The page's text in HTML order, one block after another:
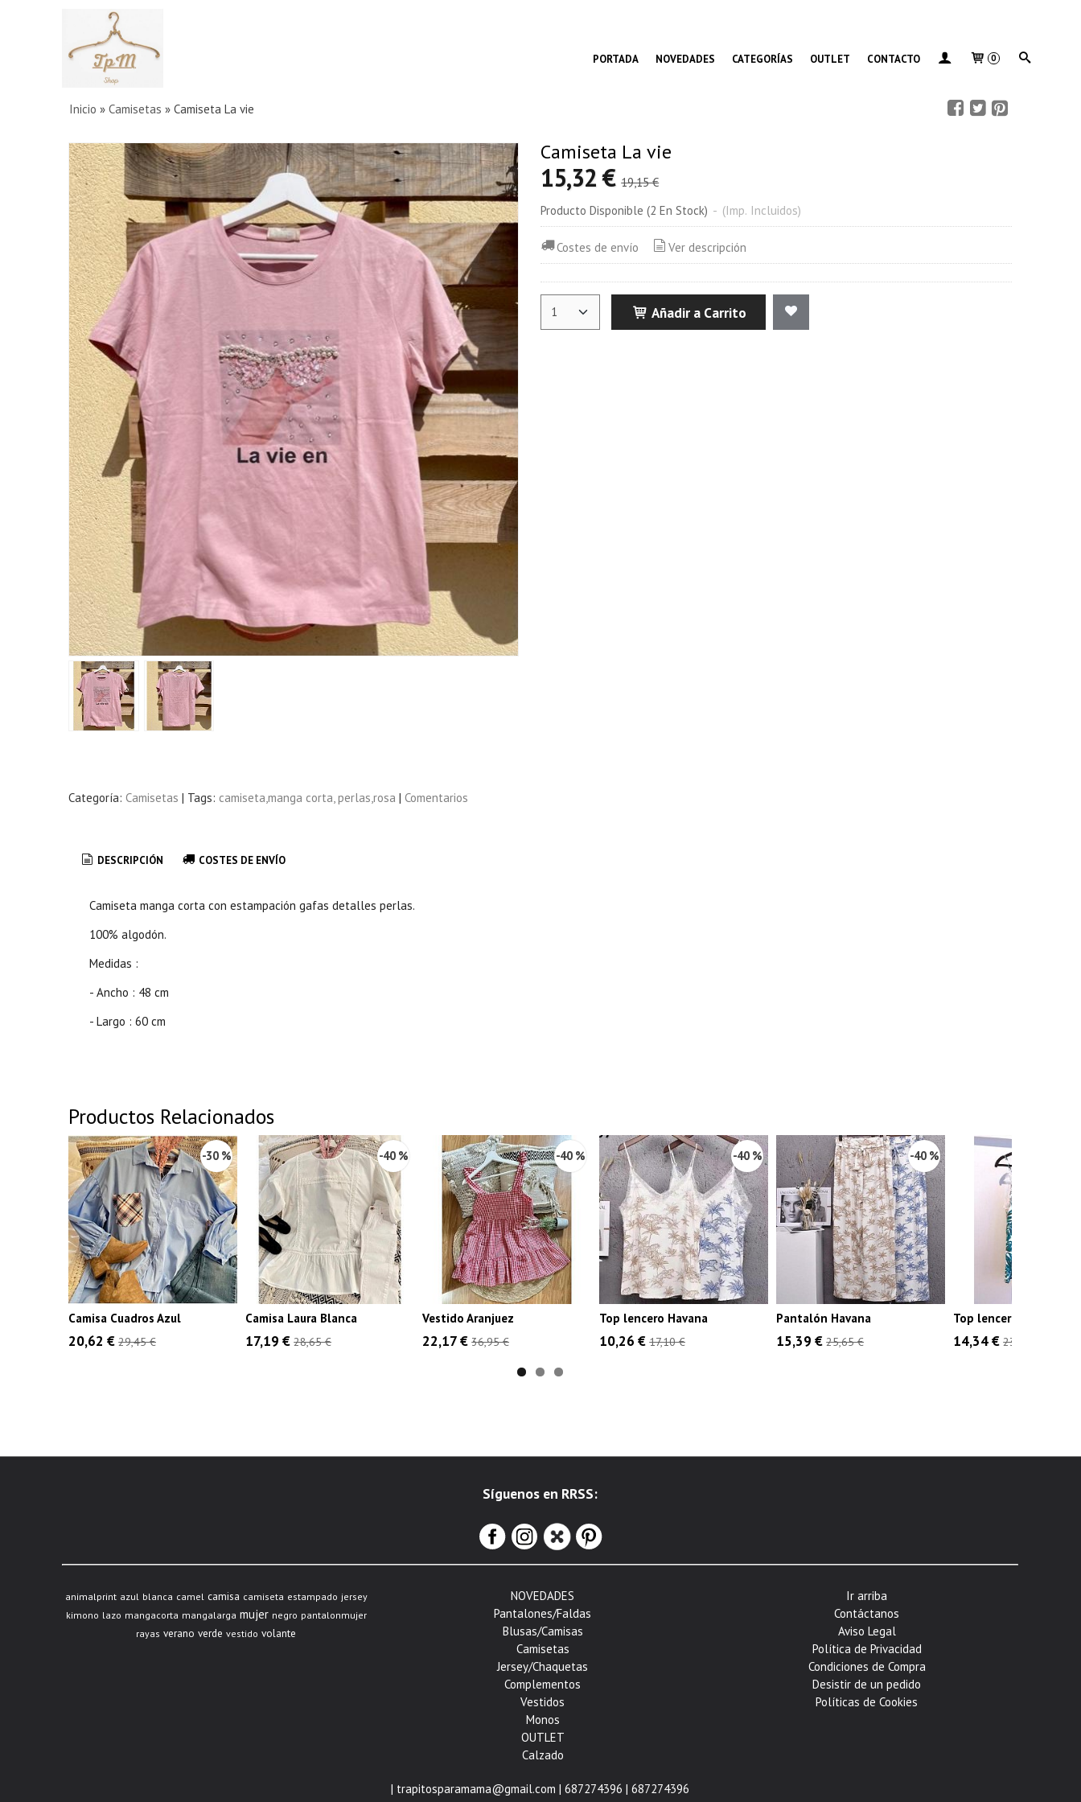
PORTADA NOVEDADES CATEGORÍAS OUTLET CONTACTO 0
Inicio »Camisetas »Camiseta La vie
Camiseta La vie
15,32 €19,15 €
Producto Disponible (2 En Stock) - (Imp. Incluidos)
Costes de envío Ver descripción
Añadir a Carrito
Categoría:Camisetas | Tags: camiseta,manga corta, perlas,rosa |Comentarios
DESCRIPCIÓN COSTES DE ENVÍO
Camiseta manga corta con estampación gafas detalles perlas.
100% algodón.
Medidas :
- Ancho : 48 cm
- Largo : 60 cm
Productos Relacionados
-30 %
Camisa Cuadros Azul
20,62 €29,45 €
-40 %
Camisa Laura Blanca
17,19 €28,65 €
-40 %
Vestido Aranjuez
22,17 €36,95 €
-40 %
Top lencero Havana
10,26 €17,10 €
-40 %
Pantalón Havana
15,39 €25,65 €
Top lencero hojas
14,34 €23,90 €
Síguenos en RRSS:
animalprint azul blanca camel camisa camiseta estampado jersey
kimono lazo mangacorta mangalarga mujer negro pantalonmujer
rayas verano verde vestido volante
NOVEDADES
Pantalones/Faldas
Blusas/Camisas
Camisetas
Jersey/Chaquetas
Complementos
Vestidos
Monos
OUTLET
Calzado
Ir arriba
Contáctanos
Aviso Legal
Política de Privacidad
Condiciones de Compra
Desistir de un pedido
Políticas de Cookies
| trapitosparamama@gmail.com |687274396 |687274396